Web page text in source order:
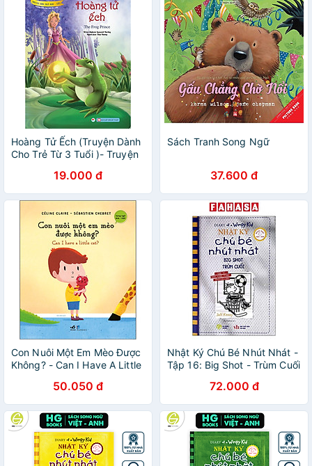
Hoàng Tử Ếch (Truyện Dành
Cho Trẻ Từ 3 Tuổi )- Truyện
19.000 đ
Sách Tranh Song Ngữ
37.600 đ
Con Nuôi Một Em Mèo Được
Không? - Can I Have A Little
50.050 đ
Nhật Ký Chú Bé Nhút Nhát -
Tập 16: Big Shot - Trùm Cuối
72.000 đ